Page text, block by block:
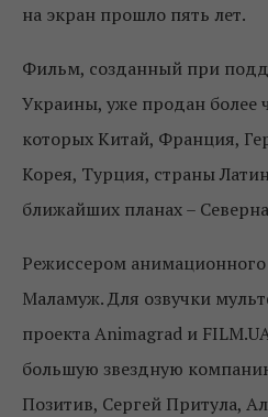
на экран прошло пять лет.
Фильм, созданный при
Украины, уже продан более
которых Китай, Франция,
Корея, Турция, страны
ближайших планах –
Режиссером
Маламуж. Для озвучки
проекта Animagrad и
большую звездную
Позитив, Сергей Притула,